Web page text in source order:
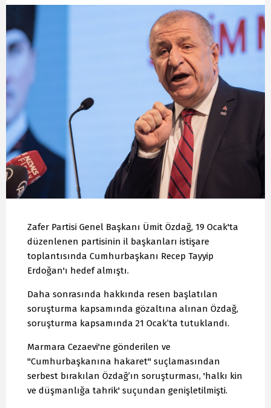
Zafer Partisi Genel Başkanı Ümit Özdağ, 19 Ocak'ta
düzenlenen partisinin il başkanları istişare
toplantısında Cumhurbaşkanı Recep Tayyip
Erdoğan'ı hedef almıştı.
Daha sonrasında hakkında resen başlatılan
soruşturma kapsamında gözaltına alınan Özdağ,
soruşturma kapsamında 21 Ocak’ta tutuklandı.
Marmara Cezaevi'ne gönderilen ve
"Cumhurbaşkanına hakaret" suçlamasından
serbest bırakılan Özdağ’ın soruşturması, 'halkı kin
ve düşmanlığa tahrik' suçundan genişletilmişti.